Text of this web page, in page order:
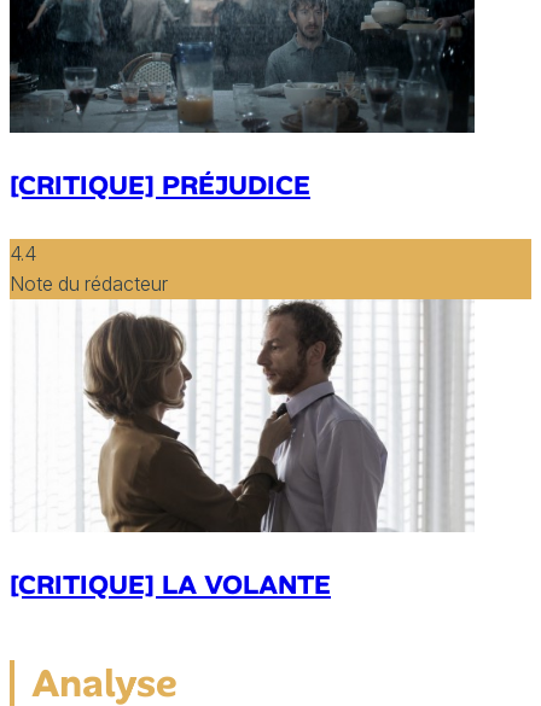
[CRITIQUE] PRÉJUDICE
4.4
Note du rédacteur
[CRITIQUE] LA VOLANTE
Analyse